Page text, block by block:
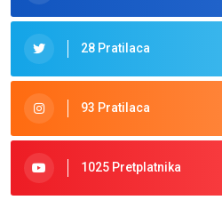
28 Pratilaca
93 Pratilaca
1025 Pretplatnika